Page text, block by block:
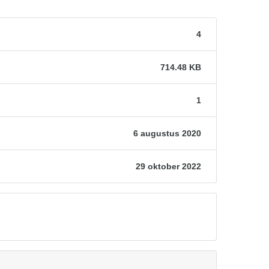
4
714.48 KB
1
6 augustus 2020
29 oktober 2022